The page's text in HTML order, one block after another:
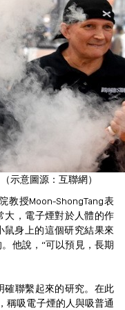
示意圖源：互聯網）
教授Moon-ShongTang表
大，電子煙對於人體的作
鼠身上的這個研究結果來
他說，“可以預見，長期
確聯繫起來的研究。在此
稱吸電子煙的人與吸普通